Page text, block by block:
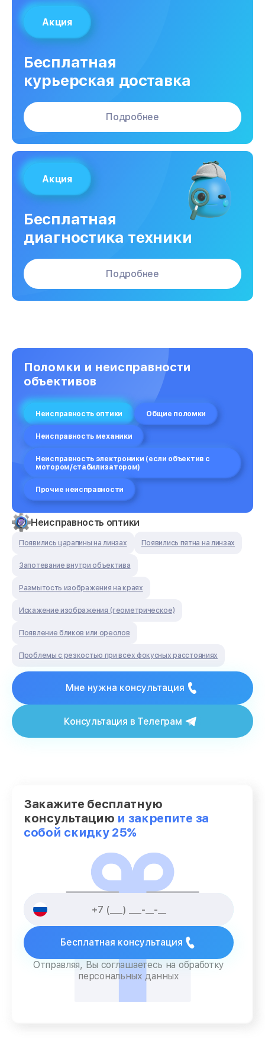
Акция
Бесплатная
курьерская доставка
Подробнее
Акция
Бесплатная
диагностика техники
Подробнее
Поломки и неисправности
объективов
Неисправность оптики Общие поломки
Неисправность механики
Неисправность электроники (если объектив с
мотором/стабилизатором)
Прочие неисправности
Неисправность оптики
Появились царапины на линзах Появились пятна на линзах
Запотевание внутри объектива
Размытость изображения на краях
Искажение изображения (геометрическое)
Появление бликов или ореолов
Проблемы с резкостью при всех фокусных расстояниях
Мне нужна консультация
Консультация в Телеграм
Закажите бесплатную
консультацию и закрепите за
собой скидку 25%
Бесплатная консультация
Отправляя, Вы соглашаетесь на обработку
персональных данных